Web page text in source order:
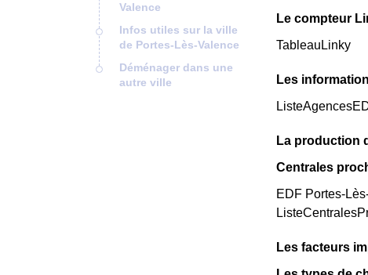
Valence
Infos utiles sur la ville
de Portes-Lès-Valence
Déménager dans une
autre ville
Le compteur
TableauLinky
Les
La production
Centrales
EDF Portes-
Les facteurs